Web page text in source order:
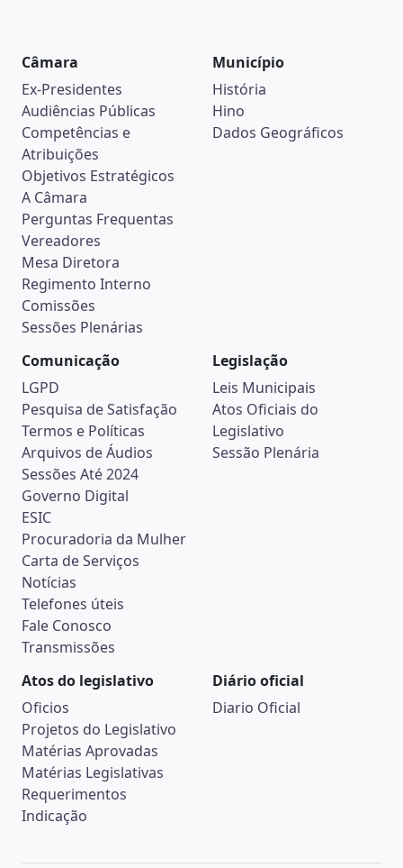
Câmara
Ex-Presidentes
Audiências Públicas
Competências e
Atribuições
Objetivos Estratégicos
A Câmara
Perguntas Frequentas
Vereadores
Mesa Diretora
Regimento Interno
Comissões
Sessões Plenárias
Município
História
Hino
Dados Geográficos
Comunicação
LGPD
Pesquisa de Satisfação
Termos e Políticas
Arquivos de Áudios
Sessões Até 2024
Governo Digital
ESIC
Procuradoria da Mulher
Carta de Serviços
Notícias
Telefones úteis
Fale Conosco
Transmissões
Legislação
Leis Municipais
Atos Oficiais do
Legislativo
Sessão Plenária
Atos do legislativo
Oficios
Projetos do Legislativo
Matérias Aprovadas
Matérias Legislativas
Requerimentos
Indicação
Diário oficial
Diario Oficial